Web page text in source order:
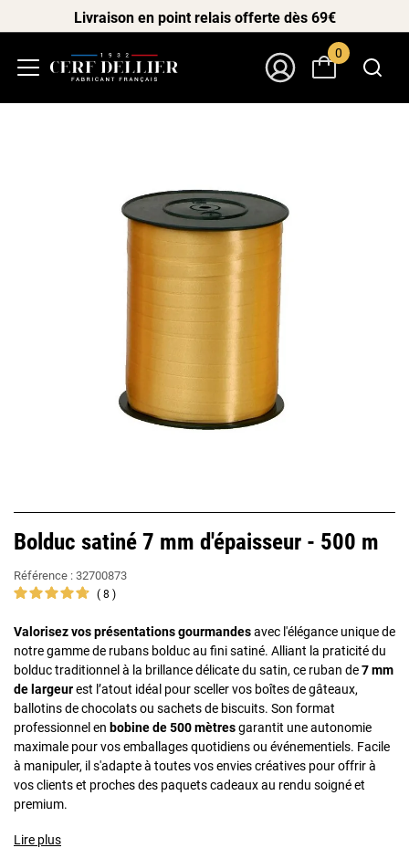
Livraison en point relais offerte dès 69€
0
Bolduc satiné 7 mm d'épaisseur - 500 m
Référence : 32700873
8
Valorisez vos présentations gourmandesavec l'élégance unique de
notre gamme de rubans bolduc au fini satiné. Alliant la praticité du
bolduc traditionnel à la brillance délicate du satin, ce ruban de7 mm
de largeurest l’atout idéal pour sceller vos boîtes de gâteaux,
ballotins de chocolats ou sachets de biscuits. Son format
professionnel en bobine de 500 mètresgarantit une autonomie
maximale pour vos emballages quotidiens ou événementiels. Facile
à manipuler, il s'adapte à toutes vos envies créatives pour offrir à
vos clients et proches des paquets cadeaux au rendu soigné et
premium.
Lire plus